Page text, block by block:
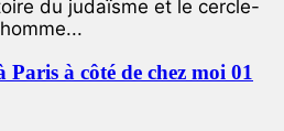
du judaïsme et le cercle-
à côté de chez moi 01